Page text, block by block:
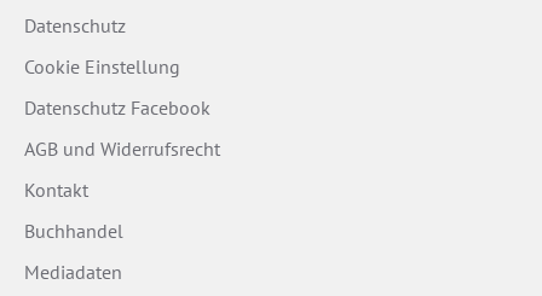
Datenschutz
Cookie Einstellung
Datenschutz Facebook
AGB und Widerrufsrecht
Kontakt
Buchhandel
Mediadaten